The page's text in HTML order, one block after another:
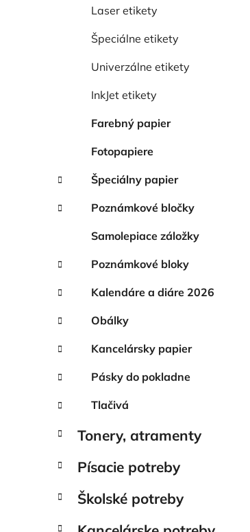
Laser etikety
Špeciálne etikety
Univerzálne etikety
InkJet etikety
Farebný papier
Fotopapiere
Špeciálny papier
Poznámkové bločky
Samolepiace záložky
Poznámkové bloky
Kalendáre a diáre 2026
Obálky
Kancelársky papier
Pásky do pokladne
Tlačivá
Tonery, atramenty
Písacie potreby
Školské potreby